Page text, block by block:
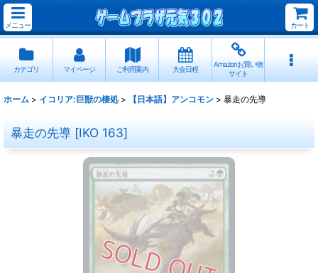
メニュー カート
カテゴリ マイページ ご利用案内 大会日程
Amazonお買い物
サイト
ホーム > イコリア:巨獣の棲処 > 【日本語】アンコモン > 暴走の先導
暴走の先導 [IKO 163]